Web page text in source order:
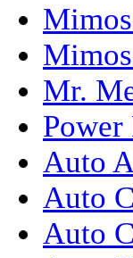
Mr.
Power
Auto
Auto
Auto